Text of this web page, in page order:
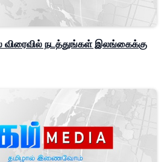
நடத்துங்கள் இலங்கைக்கு